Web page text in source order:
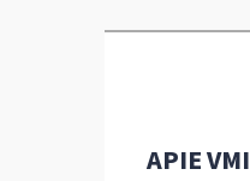
APIE VMI